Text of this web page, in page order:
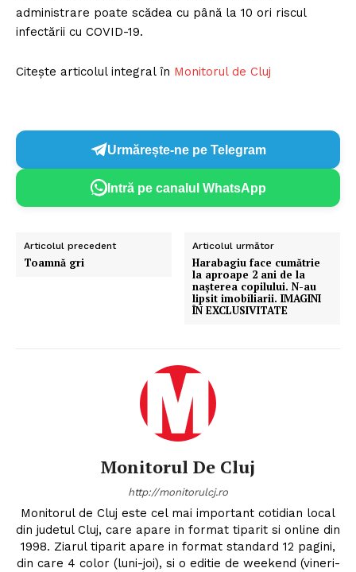
administrare poate scădea cu până la 10 ori riscul
infectării cu COVID-19.
Citește articolul integral în Monitorul de Cluj
Urmărește-ne pe Telegram
Intră pe canalul WhatsApp
Articolul precedent
Toamnă gri
Articolul următor
Harabagiu face cumătrie
la aproape 2 ani de la
nașterea copilului. N-au
lipsit imobiliarii. IMAGINI
ÎN EXCLUSIVITATE
Monitorul De Cluj
http://monitorulcj.ro
Monitorul de Cluj este cel mai important cotidian local
din judetul Cluj, care apare in format tiparit si online din
1998. Ziarul tiparit apare in format standard 12 pagini,
din care 4 color (luni-joi), si o editie de weekend (vineri-